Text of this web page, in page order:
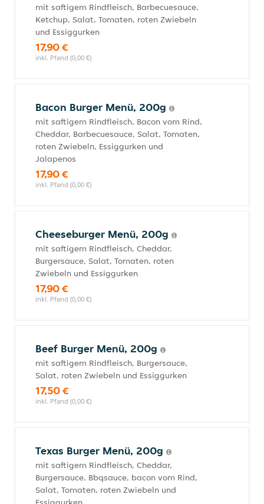
mit saftigem Rindfleisch, Barbecuesauce,
Ketchup, Salat, Tomaten, roten Zwiebeln
und Essiggurken
17,90 €
inkl. Pfand (0,00 €)
Bacon Burger Menü, 200g
mit saftigem Rindfleisch, Bacon vom Rind,
Cheddar, Barbecuesauce, Salat, Tomaten,
roten Zwiebeln, Essiggurken und
Jalapenos
17,90 €
inkl. Pfand (0,00 €)
Cheeseburger Menü, 200g
mit saftigem Rindfleisch, Cheddar,
Burgersauce, Salat, Tomaten, roten
Zwiebeln und Essiggurken
17,90 €
inkl. Pfand (0,00 €)
Beef Burger Menü, 200g
mit saftigem Rindfleisch, Burgersauce,
Salat, roten Zwiebeln und Essiggurken
17,50 €
inkl. Pfand (0,00 €)
Texas Burger Menü, 200g
mit saftigem Rindfleisch, Cheddar,
Burgersauce, Bbqsauce, bacon vom Rind,
Salat, Tomaten, roten Zwiebeln und